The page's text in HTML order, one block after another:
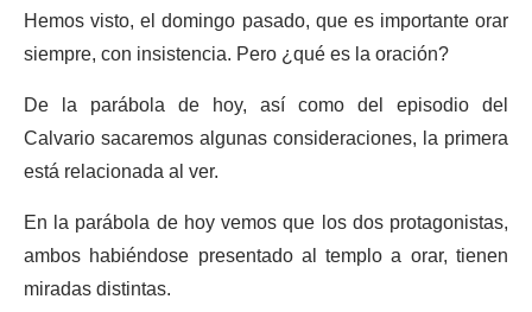
Hemos visto, el domingo pasado, que es importante orar
siempre, con insistencia. Pero ¿qué es la oración?
De la parábola de hoy, así como del episodio del
Calvario sacaremos algunas consideraciones, la primera
está relacionada al ver.
En la parábola de hoy vemos que los dos protagonistas,
ambos habiéndose presentado al templo a orar, tienen
miradas distintas.